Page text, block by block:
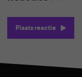
Plaats reactie